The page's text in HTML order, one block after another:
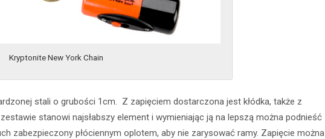
Kryptonite New York Chain
stali o grubości 1cm. Z zapięciem dostarczona jest kłódka, także z
stanowi najsłabszy element i wymieniając ją na lepszą można podnieść
zabezpieczony płóciennym oplotem, aby nie zarysować ramy. Zapięcie można